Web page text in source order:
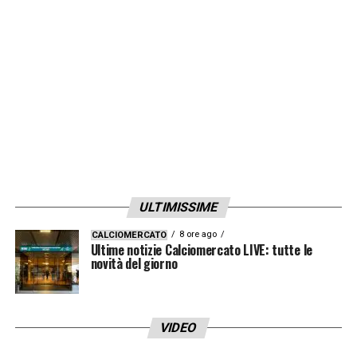
ULTIMISSIME
CALCIOMERCATO 8 ore ago
Ultime notizie Calciomercato LIVE: tutte le
novità del giorno
VIDEO